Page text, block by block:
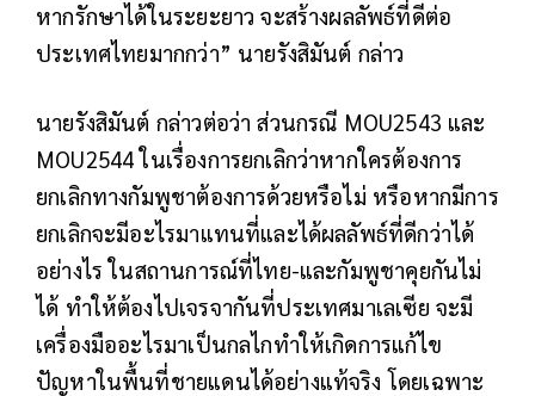
หากรักษาได้ในระยะยาว จะสร้างผลลัพธ์ที่ดีต่อ
ประเทศไทยมากกว่า” นายรังสิมันต์ กล่าว
นายรังสิมันต์ กล่าวต่อว่า ส่วนกรณี MOU2543 และ
MOU2544 ในเรื่องการยกเลิกว่าหากใครต้องการ
ยกเลิกทางกัมพูชาต้องการด้วยหรือไม่ หรือหากมีการ
ยกเลิกจะมีอะไรมาแทนที่และได้ผลลัพธ์ที่ดีกว่าได้
อย่างไร ในสถานการณ์ที่ไทย-และกัมพูชาคุยกันไม่
ได้ ทำให้ต้องไปเจรจากันที่ประเทศมาเลเซีย จะมี
เครื่องมืออะไรมาเป็นกลไกทำให้เกิดการแก้ไข
ปัญหาในพื้นที่ชายแดนได้อย่างแท้จริง โดยเฉพาะ